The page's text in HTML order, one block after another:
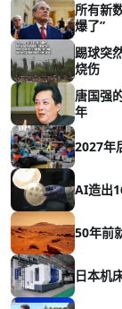
所有新
爆了”
踢球突
烧伤
唐国强
年
2027年
AI造出
50年前
日本机